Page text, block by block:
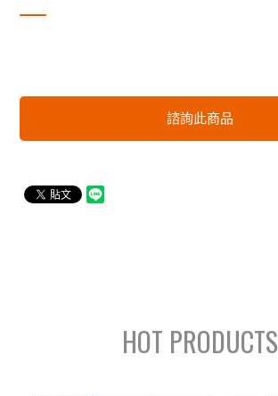
諮詢此商品
HOT PRODUCTS